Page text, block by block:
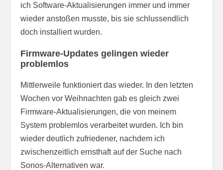
ich Software-Aktualisierungen immer und immer
wieder anstoßen musste, bis sie schlussendlich
doch installiert wurden.
Firmware-Updates gelingen wieder
problemlos
Mittlerweile funktioniert das wieder. In den letzten
Wochen vor Weihnachten gab es gleich zwei
Firmware-Aktualisierungen, die von meinem
System problemlos verarbeitet wurden. Ich bin
wieder deutlich zufriedener, nachdem ich
zwischenzeitlich ernsthaft auf der Suche nach
Sonos-Alternativen war.